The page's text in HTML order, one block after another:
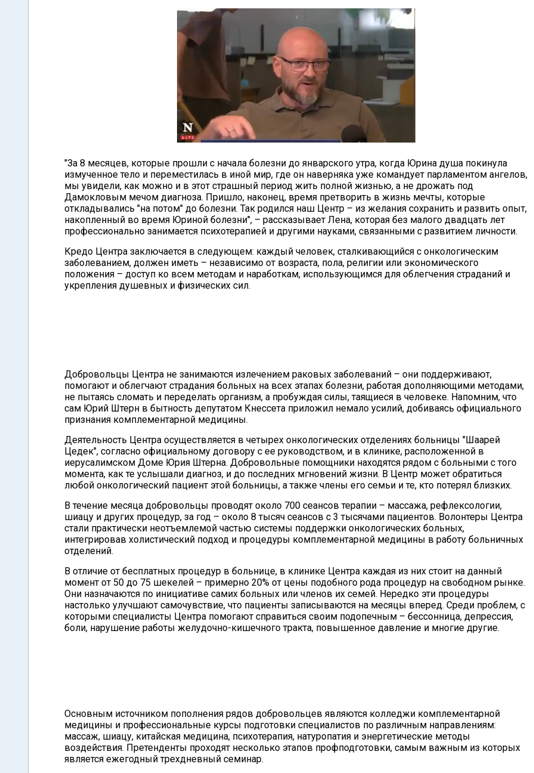
"За 8 месяцев, которые прошли с начала болезни до январского утра, когда Юрина душа покинула
измученное тело и переместилась в иной мир, где он наверняка уже командует парламентом ангелов,
мы увидели, как можно и в этот страшный период жить полной жизнью, а не дрожать под
Дамокловым мечом диагноза. Пришло, наконец, время претворить в жизнь мечты, которые
откладывались "на потом" до болезни. Так родился наш Центр – из желания сохранить и развить опыт,
накопленный во время Юриной болезни", – рассказывает Лена, которая без малого двадцать лет
профессионально занимается психотерапией и другими науками, связанными с развитием личности.
Кредо Центра заключается в следующем: каждый человек, сталкивающийся с онкологическим
заболеванием, должен иметь – независимо от возраста, пола, религии или экономического
положения – доступ ко всем методам и наработкам, использующимся для облегчения страданий и
укрепления душевных и физических сил.
Добровольцы Центра не занимаются излечением раковых заболеваний – они поддерживают,
помогают и облегчают страдания больных на всех этапах болезни, работая дополняющими методами,
не пытаясь сломать и переделать организм, а пробуждая силы, таящиеся в человеке. Напомним, что
сам Юрий Штерн в бытность депутатом Кнессета приложил немало усилий, добиваясь официального
признания комплементарной медицины.
Деятельность Центра осуществляется в четырех онкологических отделениях больницы "Шаарей
Цедек", согласно официальному договору с ее руководством, и в клинике, расположенной в
иерусалимском Доме Юрия Штерна. Добровольные помощники находятся рядом с больными с того
момента, как те услышали диагноз, и до последних мгновений жизни. В Центр может обратиться
любой онкологический пациент этой больницы, а также члены его семьи и те, кто потерял близких.
В течение месяца добровольцы проводят около 700 сеансов терапии – массажа, рефлексологии,
шиацу и других процедур, за год – около 8 тысяч сеансов с 3 тысячами пациентов. Волонтеры Центра
стали практически неотъемлемой частью системы поддержки онкологических больных,
интегрировав холистический подход и процедуры комплементарной медицины в работу больничных
отделений.
В отличие от бесплатных процедур в больнице, в клинике Центра каждая из них стоит на данный
момент от 50 до 75 шекелей – примерно 20% от цены подобного рода процедур на свободном рынке.
Они назначаются по инициативе самих больных или членов их семей. Нередко эти процедуры
настолько улучшают самочувствие, что пациенты записываются на месяцы вперед. Среди проблем, с
которыми специалисты Центра помогают справиться своим подопечным – бессонница, депрессия,
боли, нарушение работы желудочно-кишечного тракта, повышенное давление и многие другие.
Основным источником пополнения рядов добровольцев являются колледжи комплементарной
медицины и профессиональные курсы подготовки специалистов по различным направлениям:
массаж, шиацу, китайская медицина, психотерапия, натуропатия и энергетические методы
воздействия. Претенденты проходят несколько этапов профподготовки, самым важным из которых
является ежегодный трехдневный семинар.